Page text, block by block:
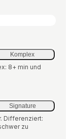
Komplex
8+ min und
Signature
Differenziert:
zu